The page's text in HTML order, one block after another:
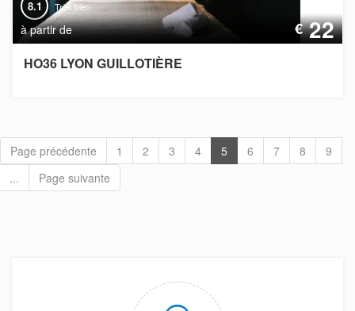
8.1 Très bien
à partir de €22
HO36 LYON GUILLOTIÈRE
Page précédente 1 2 3 4 5 6 7 8
9
...
Page suivante